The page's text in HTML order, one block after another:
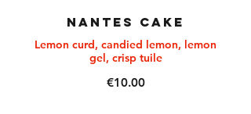
Nantes Cake
Lemon curd, candied lemon, lemon
gel, crisp tuile
€10.00